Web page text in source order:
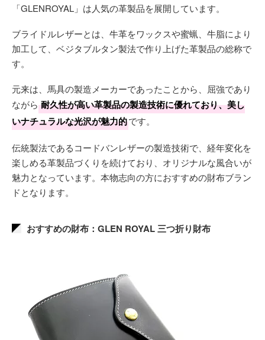
「GLENROYAL」は人気の革製品を展開しています。
ブライドルレザーとは、牛革をワックスや蜜蝋、牛脂により
加工して、ベジタブルタン製法で作り上げた革製品の総称で
す。
元来は、馬具の製造メーカーであったことから、屈強であり
ながら 耐久性が高い革製品の製造技術に優れており、美し
いナチュラルな光沢が魅力的です。
伝統製法であるコードバンレザーの製造技術で、経年変化を
楽しめる革製品づくりを続けており、オリジナルな風合いが
魅力となっています。本物志向の方におすすめの財布ブラン
ドとなります。
おすすめの財布：GLEN ROYAL 三つ折り財布